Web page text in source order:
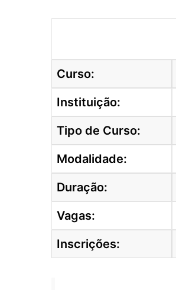
Curso:
Instituição:
Tipo de Curso:
Modalidade:
Duração:
Vagas:
Inscrições: